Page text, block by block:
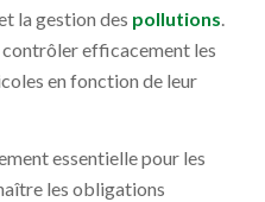
la gestion des pollutions
efficacement les
en fonction de leur
essentielle pour les
les obligations